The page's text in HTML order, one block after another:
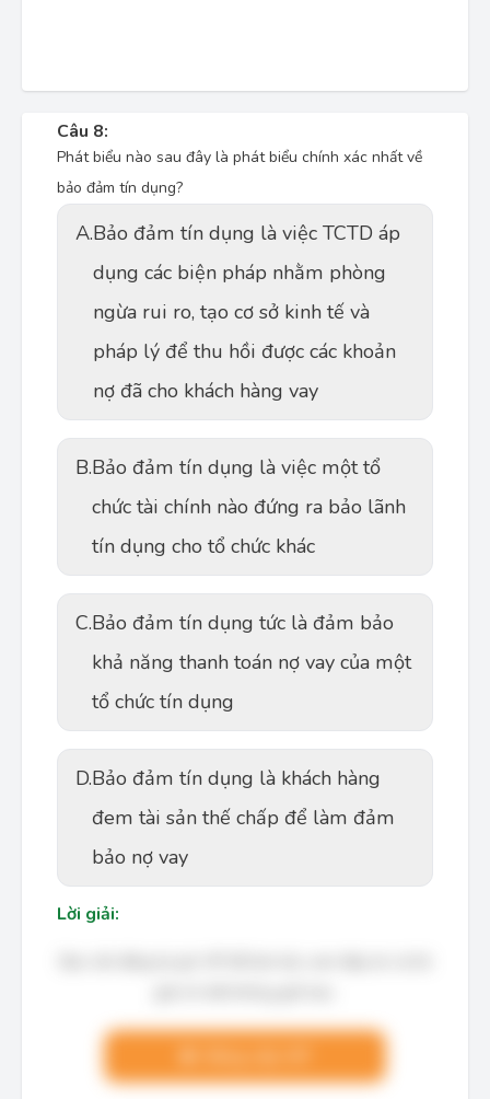
Câu 8:
Phát biểu nào sau đây là phát biểu chính xác nhất về
bảo đảm tín dụng?
A.Bảo đảm tín dụng là việc TCTD áp
dụng các biện pháp nhằm phòng
ngừa rui ro, tạo cơ sở kinh tế và
pháp lý để thu hồi được các khoản
nợ đã cho khách hàng vay
B.Bảo đảm tín dụng là việc một tổ
chức tài chính nào đứng ra bảo lãnh
tín dụng cho tổ chức khác
C.Bảo đảm tín dụng tức là đảm bảo
khả năng thanh toán nợ vay của một
tổ chức tín dụng
D.Bảo đảm tín dụng là khách hàng
đem tài sản thế chấp để làm đảm
bảo nợ vay
Lời giải: